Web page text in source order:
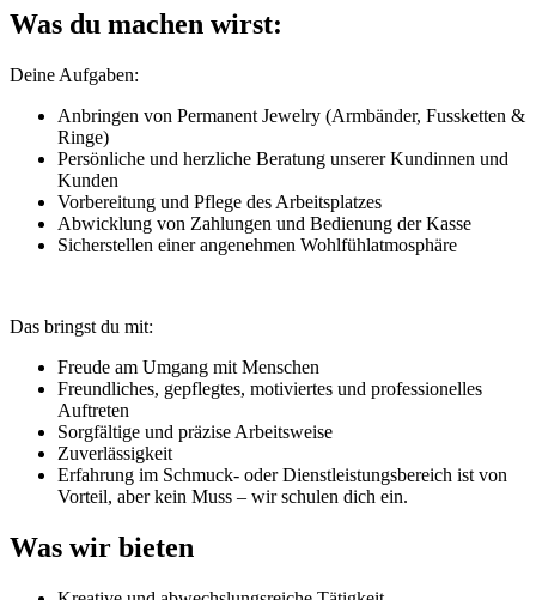
Was du machen wirst:
Deine Aufgaben:
Anbringen von Permanent Jewelry (Armbänder, Fussketten &
Ringe)
Persönliche und herzliche Beratung unserer Kundinnen und
Kunden
Vorbereitung und Pflege des Arbeitsplatzes
Abwicklung von Zahlungen und Bedienung der Kasse
Sicherstellen einer angenehmen Wohlfühlatmosphäre
Das bringst du mit:
Freude am Umgang mit Menschen
Freundliches, gepflegtes, motiviertes und professionelles
Auftreten
Sorgfältige und präzise Arbeitsweise
Zuverlässigkeit
Erfahrung im Schmuck- oder Dienstleistungsbereich ist von
Vorteil, aber kein Muss – wir schulen dich ein.
Was wir bieten